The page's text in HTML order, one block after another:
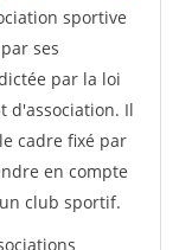
sportive
ses
par la loi
d'association. Il
cadre fixé par
en compte
club sportif.